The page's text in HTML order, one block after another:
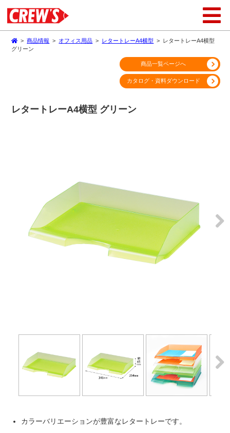
>商品情報 > オフィス用品 > レタートレーA4横型 > レタートレーA4横型
グリーン
レタートレーA4横型 グリーン
商品一覧ページへ
カタログ・資料ダウンロード
カラーバリエーションが豊富なレタートレーです。